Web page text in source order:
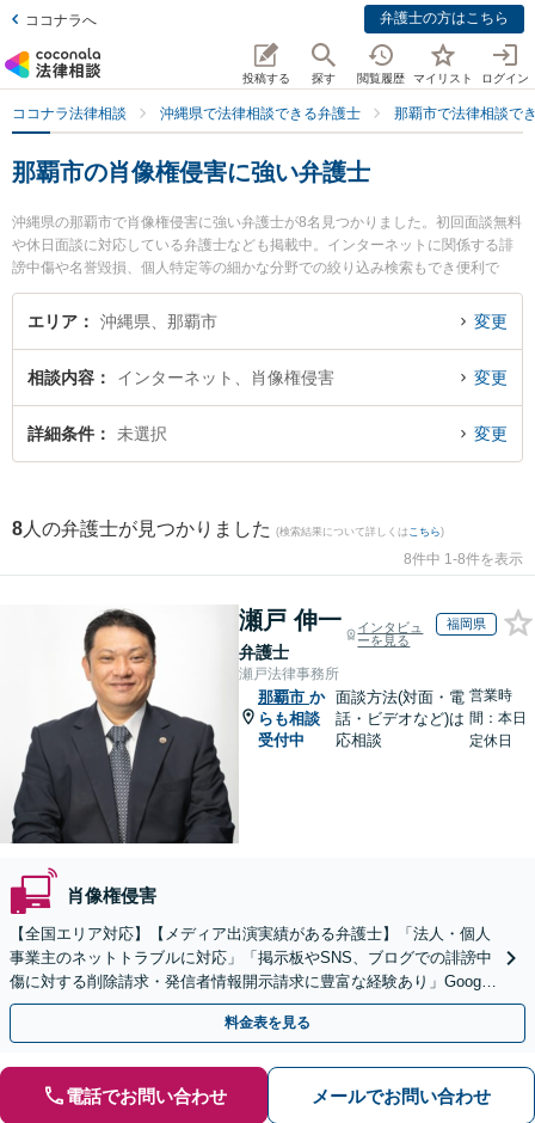
ココナラへ 弁護士の方はこちら
投稿する 探す 閲覧履歴 マイリスト ログイン
ココナラ法律相談 沖縄県で法律相談できる弁護士 那覇市で法律相談で
那覇市の肖像権侵害に強い弁護士
沖縄県の那覇市で肖像権侵害に強い弁護士が8名見つかりました。初回面談無料
や休日面談に対応している弁護士なども掲載中。インターネットに関係する誹
謗中傷や名誉毀損、個人特定等の細かな分野での絞り込み検索もでき便利で
す。特にきびたき法律事務所の久納 京祐弁護士や弁護士法人ACLOGOSの真栄
里 嘉邦弁護士、弁護士法人ACLOGOSの伊集 朝也弁護士のプロフィール情報や
ル解決の実績豊富な近くの弁護士を検索したい』『初回相談無料で肖像権侵害
を法律相談できる那覇市内の弁護士に相談予約したい』などでお困りの相談者
さんにおすすめです。
エリア 沖縄県、那覇市 変更
相談内容 インターネット、肖像権侵害 変更
詳細条件 未選択 変更
8 人の弁護士が見つかりました (検索結果について詳しくは こちら)
8件中 1-8件を表示
瀬戸 伸一
弁護士
インタビュ
ーを見る
福岡県
瀬戸法律事務所
那覇市 か
らも相談
受付中
面談方法(対面・電
話・ビデオなど)は
応相談
営業時
間：本日
定休日
肖像権侵害
【全国エリア対応】【メディア出演実績がある弁護士】「法人・個人
事業主のネットトラブルに対応」「掲示板やSNS、ブログでの誹謗中
傷に対する削除請求・発信者情報開示請求に豊富な経験あり」Google
口コミの削除請求・賠償請求のご相談はお任せ
料金表を見る
電話でお問い合わせ メールでお問い合わせ